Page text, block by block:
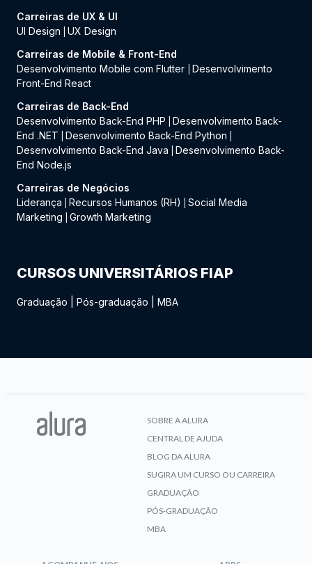
Carreiras de UX & UI
UI Design
UX Design
Carreiras de Mobile & Front-End
Desenvolvimento Mobile com Flutter
Desenvolvimento
Front-End React
Carreiras de Back-End
Desenvolvimento Back-End PHP
Desenvolvimento Back-
End .NET
Desenvolvimento Back-End Python
Desenvolvimento Back-End Java
Desenvolvimento Back-
End Node.js
Carreiras de Negócios
Liderança
Recursos Humanos (RH)
Social Media
Marketing
Growth Marketing
CURSOS UNIVERSITÁRIOS FIAP
Graduação Pós-graduação MBA
SOBRE A ALURA
CENTRAL DE AJUDA
BLOG DA ALURA
SUGIRA UM CURSO OU CARREIRA
GRADUAÇÃO
PÓS-GRADUAÇÃO
MBA